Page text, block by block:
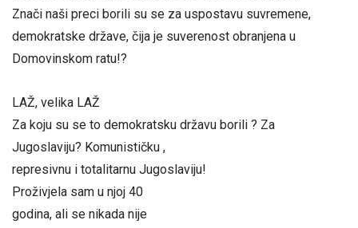
Znači naši preci borili su se za uspostavu suvremene,
demokratske države, čija je suverenost obranjena u
Domovinskom ratu!?
LAŽ, velika LAŽ
Za koju su se to demokratsku državu borili ? Za
Jugoslaviju? Komunističku ,
represivnu i totalitarnu Jugoslaviju!
Proživjela sam u njoj 40
godina, ali se nikada nije